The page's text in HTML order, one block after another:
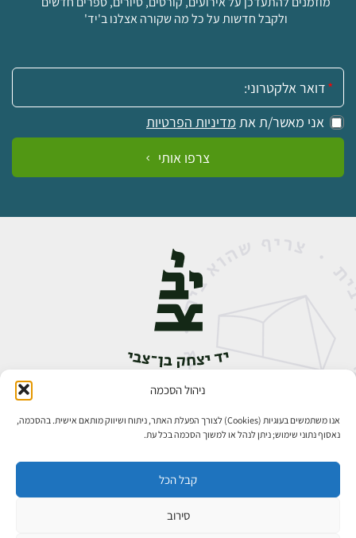
ניהול הסכמה
אנו משתמשים בעוגיות (Cookies) לצורך הפעלת האתר, ניתוח ושיווק מותאם אישית. בהסכמה,
נאסוף נתוני שימוש; ניתן לנהל או למשוך הסכמה בכל עת.
קבל הכל
סירוב
ולקבל חדשות על כל מה שקורה אצלנו ב'יד'
אימייל:
אני מאשר/ת את מדיניות הפרטיות
צרפו אותי
אבן גבירול 14, רחביה, ירושלים